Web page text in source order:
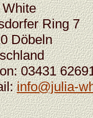
Ring 7
Döbeln
03431
info@julia-